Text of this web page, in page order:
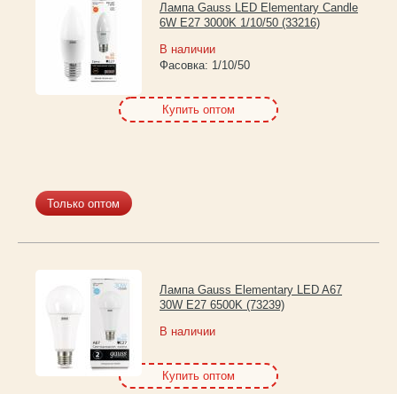
Лампа Gauss LED Elementary Candle
6W E27 3000K 1/10/50 (33216)
В наличии
Фасовка: 1/10/50
Купить оптом
Только оптом
Лампа Gauss Elementary LED A67
30W E27 6500K (73239)
В наличии
Купить оптом